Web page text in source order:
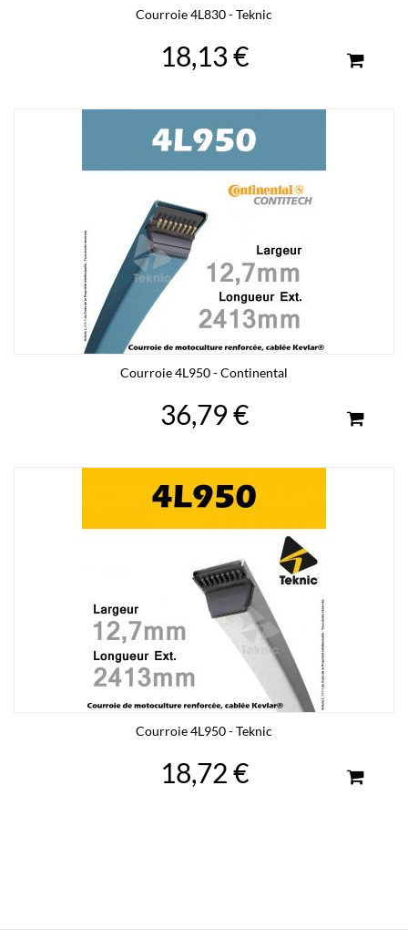
Courroie 4L830 - Teknic
18,13 €
Courroie 4L950 - Continental
36,79 €
Courroie 4L950 - Teknic
18,72 €